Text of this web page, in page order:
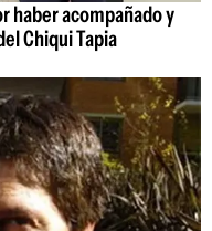
haber acompañado y
Chiqui Tapia